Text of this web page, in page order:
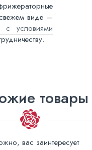
виде —
с условиями
товары
вас заинтересует